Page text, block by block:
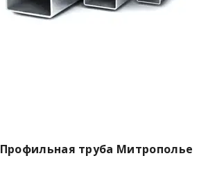
Профильная труба Митрополье